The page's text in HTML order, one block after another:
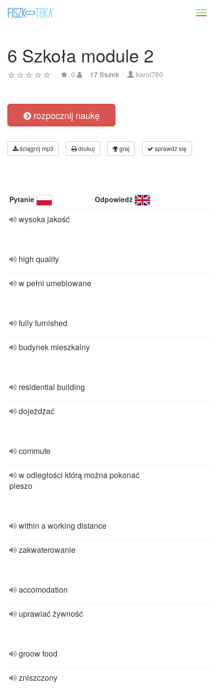
6 Szkoła module 2
0 17 fiszek karol780
rozpocznij naukę
ściągnij mp3 drukuj graj sprawdź się
Pytanie Odpowiedź
wysoka jakość
high quality
w pełni umeblowane
fully furnished
budynek mieszkalny
residential building
dojeżdżać
commute
w odległości którą można pokonać
pieszo
within a working distance
zakwaterowanie
accomodation
uprawiać żywność
groow food
zniszczony